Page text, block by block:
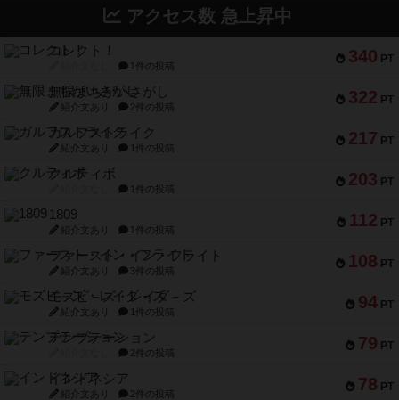
アクセス数 急上昇中
340 PT
コレクト！
1件の投稿
322 PT
無限まちがいさがし
紹介文あり 2件の投稿
217 PT
ガルフストライク
紹介文あり 1件の投稿
203 PT
クルティボ
1件の投稿
112 PT
1809
紹介文あり 1件の投稿
108 PT
ファースト・イン・フライト
紹介文あり 3件の投稿
94 PT
モズビ－ズ・レイダ－ズ
紹介文あり 1件の投稿
79 PT
テンプテーション
2件の投稿
78 PT
インドネシア
紹介文あり 2件の投稿